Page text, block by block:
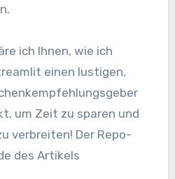
ich Ihnen, wie ich
einen lustigen,
um Zeit zu sparen und
verbreiten! Der Repo-
des Artikels